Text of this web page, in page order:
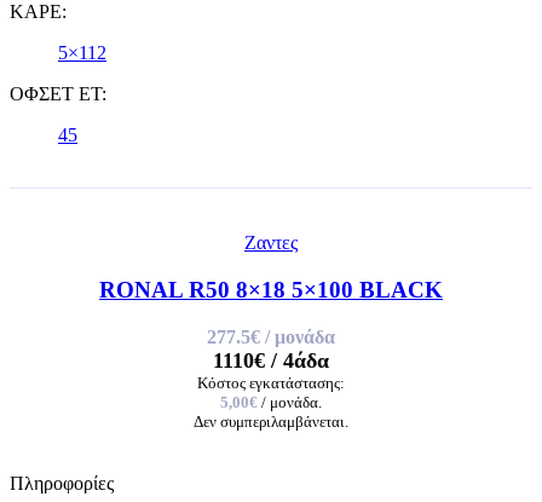
ΚΑΡΕ:
5×112
ΟΦΣΕΤ ET:
45
Ζαντες
RONAL R50 8×18 5×100 BLACK
277.5€ / μονάδα
1110€ / 4άδα
Κόστος εγκατάστασης:
5,00€ / μονάδα.
Δεν συμπεριλαμβάνεται.
Πληροφορίες